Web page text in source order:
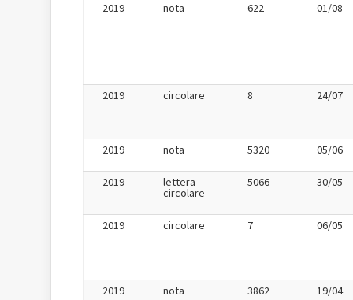
2019 nota 622 01/08
2019 circolare 8 24/07
2019 nota 5320 05/06
2019 lettera
circolare
5066 30/05
2019 circolare 7 06/05
2019 nota 3862 19/04